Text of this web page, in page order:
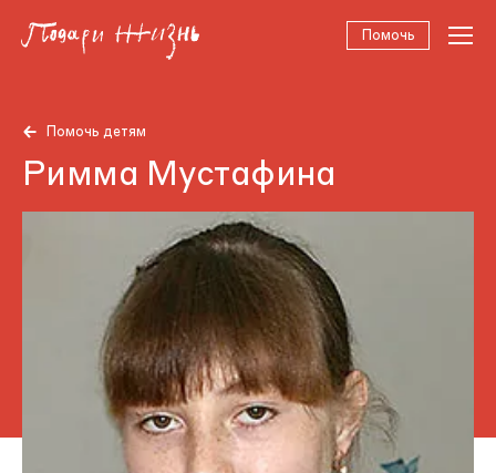
Помочь
Помочь детям
Римма Мустафина